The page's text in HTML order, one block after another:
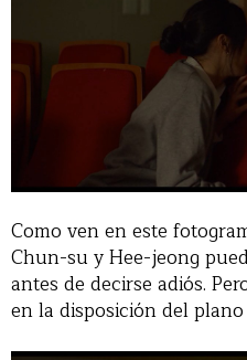
Como ven en este
Chun-su y Hee-jeong
antes de decirse adiós.
en la disposición del